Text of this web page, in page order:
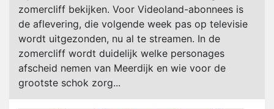
zomercliff bekijken. Voor Videoland-abonnees is
de aflevering, die volgende week pas op televisie
wordt uitgezonden, nu al te streamen. In de
zomercliff wordt duidelijk welke personages
afscheid nemen van Meerdijk en wie voor de
grootste schok zorg...